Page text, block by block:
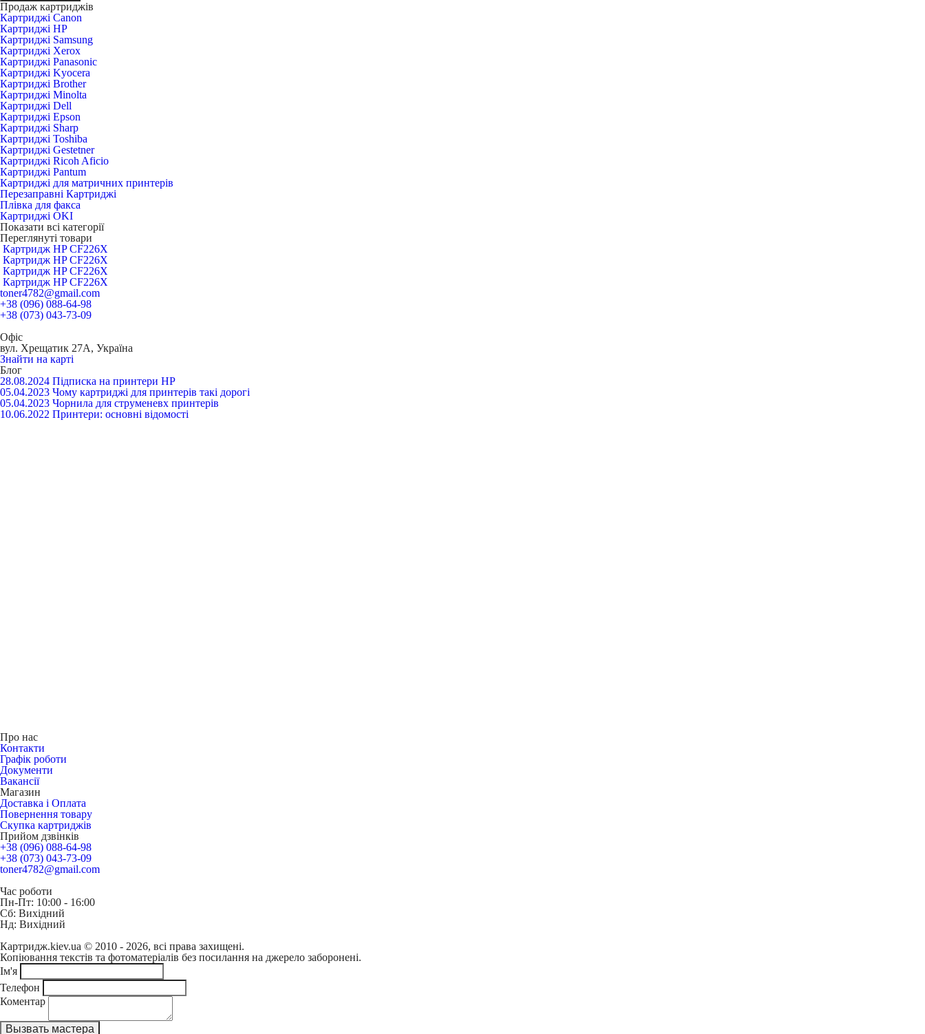
Продаж картриджів
Картриджі Canon
Картриджі HP
Картриджі Samsung
Картриджі Xerox
Картриджі Panasonic
Картриджі Kyocera
Картриджі Brother
Картриджі Minolta
Картриджі Dell
Картриджі Epson
Картриджі Sharp
Картриджі Toshiba
Картриджі Gestetner
Картриджі Ricoh Aficio
Картриджі Pantum
Картриджі для матричних принтерів
Перезаправні Картриджі
Плівка для факса
Картриджі OKI
Показати всі категорії
Переглянуті товари
Картридж HP CF226X
Картридж HP CF226X
Картридж HP CF226X
Картридж HP CF226X
toner4782@gmail.com
+38 (096) 088-64-98
+38 (073) 043-73-09
Офіс
вул. Хрещатик 27А, Україна
Знайти на карті
Блог
28.08.2024 Підписка на принтери HP
05.04.2023 Чому картриджі для принтерів такі дорогі
05.04.2023 Чорнила для струменевх принтерів
10.06.2022 Принтери: основні відомості
Про нас
Контакти
Графік роботи
Документи
Вакансії
Магазин
Доставка і Оплата
Повернення товару
Скупка картриджів
Прийом дзвінків
+38 (096) 088-64-98
+38 (073) 043-73-09
toner4782@gmail.com
Час роботи
Пн-Пт: 10:00 - 16:00
Сб: Вихідний
Нд: Вихідний
Картридж.kiev.ua © 2010 - 2026, всі права захищені.
Копіювання текстів та фотоматеріалів без посилання на джерело заборонені.
Ім'я
Телефон
Коментар